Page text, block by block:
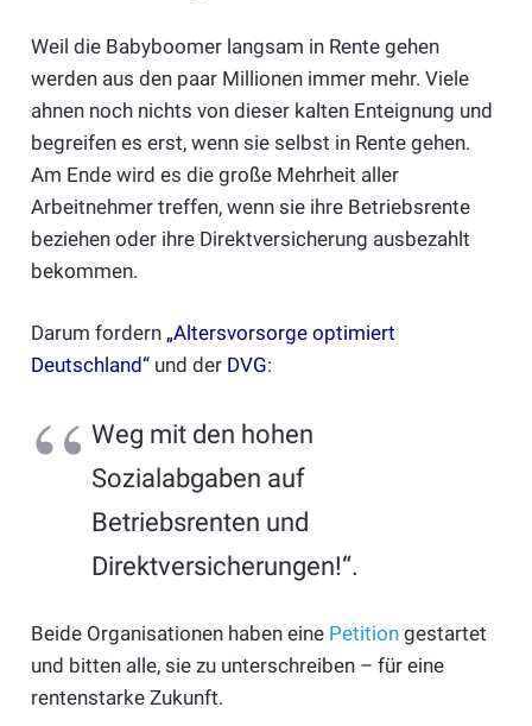
Weil die Babyboomer langsam in Rente gehen
werden aus den paar Millionen immer mehr. Viele
ahnen noch nichts von dieser kalten Enteignung und
begreifen es erst, wenn sie selbst in Rente gehen.
Am Ende wird es die große Mehrheit aller
Arbeitnehmer treffen, wenn sie ihre Betriebsrente
beziehen oder ihre Direktversicherung ausbezahlt
bekommen.
Darum fordern „Altersvorsorge optimiert
Deutschland“und der DVG:
Weg mit den hohen
Sozialabgaben auf
Betriebsrenten und
Direktversicherungen!“.
Beide Organisationen haben eine Petitiongestartet
und bitten alle, sie zu unterschreiben – für eine
rentenstarke Zukunft.